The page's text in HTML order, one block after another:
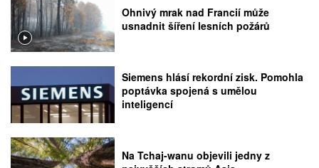
Ohnivý mrak nad Francií může
usnadnit šíření lesních požárů
Siemens hlásí rekordní zisk. Pomohla
poptávka spojená s umělou
inteligencí
Na Tchaj-wanu objevili jedny z